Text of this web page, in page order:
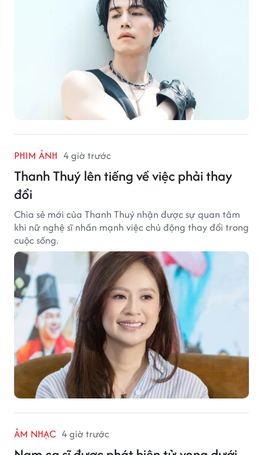
PHIM ẢNH 4 giờ trước
Thanh Thuý lên tiếng về việc phải thay
đổi
Chia sẻ mới của Thanh Thuý nhận được sự quan tâm
khi nữ nghệ sĩ nhấn mạnh việc chủ động thay đổi trong
cuộc sống.
ÂM NHẠC 4 giờ trước